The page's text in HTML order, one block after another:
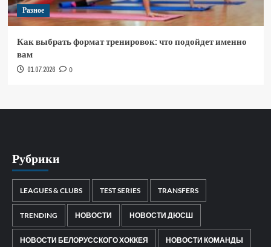
Разное
Как выбрать формат тренировок: что подойдет именно
вам
01.07.2026 0
Рубрики
LEAGUES & CLUBS TEST SERIES TRANSFERS
TRENDING НОВОСТИ НОВОСТИ ДЮСШ
НОВОСТИ БЕЛОРУССКОГО ХОККЕЯ НОВОСТИ КОМАНДЫ